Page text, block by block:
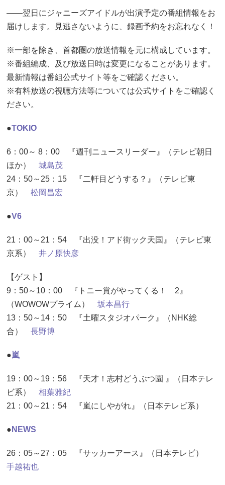
――翌日にジャニーズアイドルが出演予定の番組情報をお
届けします。見逃さないように、録画予約をお忘れなく！
※一部を除き、首都圏の放送情報を元に構成しています。
※番組編成、及び放送日時は変更になることがあります。
最新情報は番組公式サイト等をご確認ください。
※有料放送の視聴方法等については公式サイトをご確認く
ださい。
●TOKIO
6：00～ 8：00 『週刊ニュースリーダー』（テレビ朝日
ほか） 城島茂
24：50～25：15 『二軒目どうする？』（テレビ東
京） 松岡昌宏
●V6
21：00～21：54 『出没！アド街ック天国』（テレビ東
京系） 井ノ原快彦
【ゲスト】
9：50～10：00 『トニー賞がやってくる！ 2』
（WOWOWプライム） 坂本昌行
13：50～14：50 『土曜スタジオパーク』（NHK総
合） 長野博
●嵐
19：00～19：56 『天才！志村どうぶつ園 』（日本テレ
ビ系） 相葉雅紀
21：00～21：54 『嵐にしやがれ』（日本テレビ系）
● NEWS
26：05～27：05 『サッカーアース』（日本テレビ）
手越祐也